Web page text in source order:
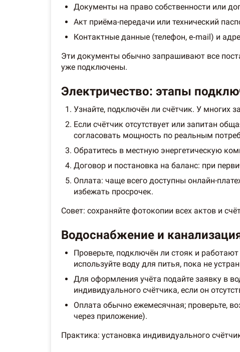
Документы на право собственности или
Акт приёма-передачи или технический
Контактные данные (телефон, e‑mail) и
Эти документы обычно запрашивают все
уже подключены.
Электричество: этапы
Узнайте, подключён ли счётчик. У многих
Если счётчик отсутствует или запитан
согласовать мощность по реальным
Обратитесь в местную энергетическую
Договор и постановка на баланс: при
Оплата: чаще всего доступны онлайн-
избежать просрочек.
Совет: сохраняйте фотокопии всех актов и
Водоснабжение и
Проверьте, подключён ли стояк и
используйте воду для питья, пока не
Для оформления учёта подайте заявку в
индивидуального счётчика, если он
Оплата обычно ежемесячная; проверьте,
через приложение).
Практика: установка индивидуального